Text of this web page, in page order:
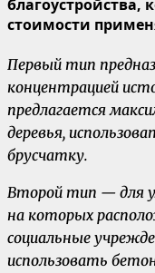
благоустройства,
стоимости
Первый тип
концентрацией
предлагается
деревья,
брусчатку.
Второй тип — для
на которых
социальные
использовать